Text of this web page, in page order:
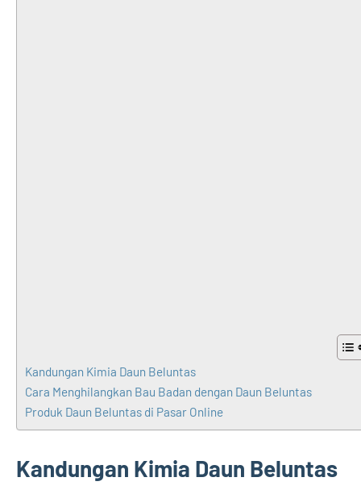
Kandungan Kimia Daun Beluntas
Cara Menghilangkan Bau Badan dengan Daun Beluntas
Produk Daun Beluntas di Pasar Online
Kandungan Kimia Daun Beluntas